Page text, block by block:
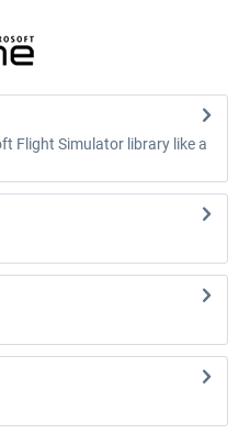
Flight Simulator library like a